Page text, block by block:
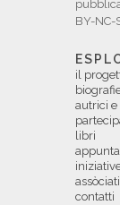
BY-NC-
il
autrici e
libri
assòciati
contatti